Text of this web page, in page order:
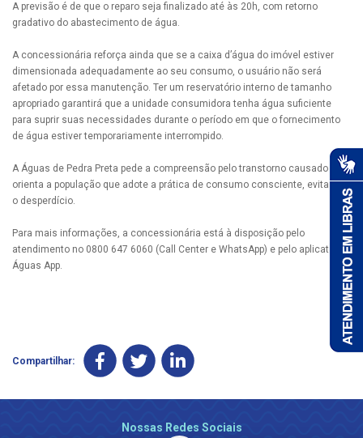
A previsão é de que o reparo seja finalizado até às 20h, com retorno
gradativo do abastecimento de água.
A concessionária reforça ainda que se a caixa d’água do imóvel estiver
dimensionada adequadamente ao seu consumo, o usuário não será
afetado por essa manutenção. Ter um reservatório interno de tamanho
apropriado garantirá que a unidade consumidora tenha água suficiente
para suprir suas necessidades durante o período em que o fornecimento
de água estiver temporariamente interrompido.
A Águas de Pedra Preta pede a compreensão pelo transtorno causado e
orienta a população que adote a prática de consumo consciente, evitando
o desperdício.
Para mais informações, a concessionária está à disposição pelo
atendimento no 0800 647 6060 (Call Center e WhatsApp) e pelo aplicativo
Águas App.
Compartilhar:
Nossas Redes Sociais